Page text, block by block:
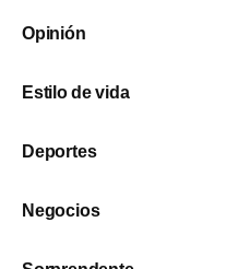
Opinión
Estilo de vida
Deportes
Negocios